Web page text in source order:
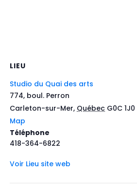
LIEU
Studio du Quai des arts
774, boul. Perron
Carleton-sur-Mer, Québec G0C 1J0
Map
Téléphone
418-364-6822
Voir Lieu site web